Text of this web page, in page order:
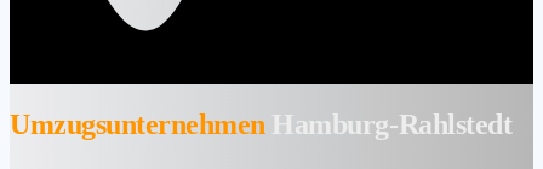
UmzugsunternehmenHamburg-Rahlstedt